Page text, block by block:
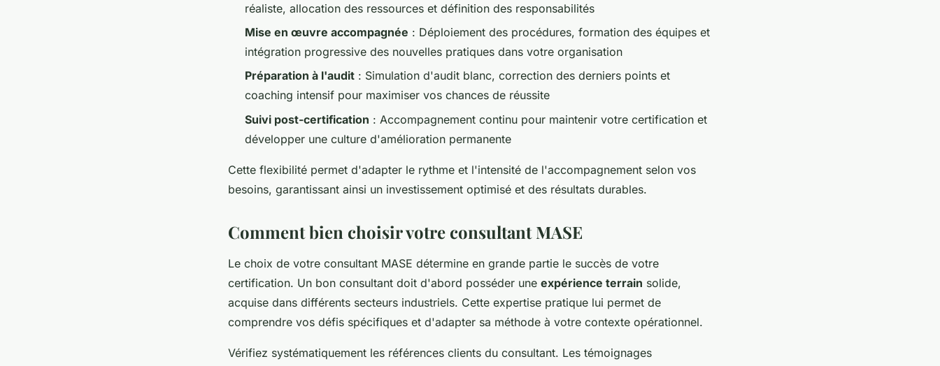
réaliste, allocation des ressources et définition des responsabilités
Mise en œuvre accompagnée : Déploiement des procédures, formation des équipes et
intégration progressive des nouvelles pratiques dans votre organisation
Préparation à l'audit : Simulation d'audit blanc, correction des derniers points et
coaching intensif pour maximiser vos chances de réussite
Suivi post-certification : Accompagnement continu pour maintenir votre certification et
développer une culture d'amélioration permanente
Cette flexibilité permet d'adapter le rythme et l'intensité de l'accompagnement selon vos
besoins, garantissant ainsi un investissement optimisé et des résultats durables.
Comment bien choisir votre consultant MASE
Le choix de votre consultant MASE détermine en grande partie le succès de votre
certification. Un bon consultant doit d'abord posséder une expérience terrain solide,
acquise dans différents secteurs industriels. Cette expertise pratique lui permet de
comprendre vos défis spécifiques et d'adapter sa méthode à votre contexte opérationnel.
Vérifiez systématiquement les références clients du consultant. Les témoignages